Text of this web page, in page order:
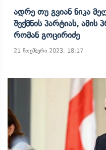
Ადრე Თუ Გვიან Ნიკა
Შექმნის Პარტიას,
Რომან Გოცირიძე
21 ნოემბერი 2023, 18:17